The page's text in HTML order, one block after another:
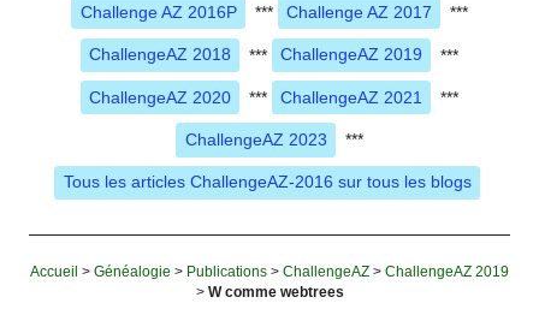
Challenge AZ 2016P *** Challenge AZ 2017 ***
ChallengeAZ 2018 *** ChallengeAZ 2019 ***
ChallengeAZ 2020 *** ChallengeAZ 2021 ***
ChallengeAZ 2023 ***
Tous les articles ChallengeAZ-2016 sur tous les blogs
Accueil > Généalogie > Publications > ChallengeAZ > ChallengeAZ 2019
> W comme webtrees